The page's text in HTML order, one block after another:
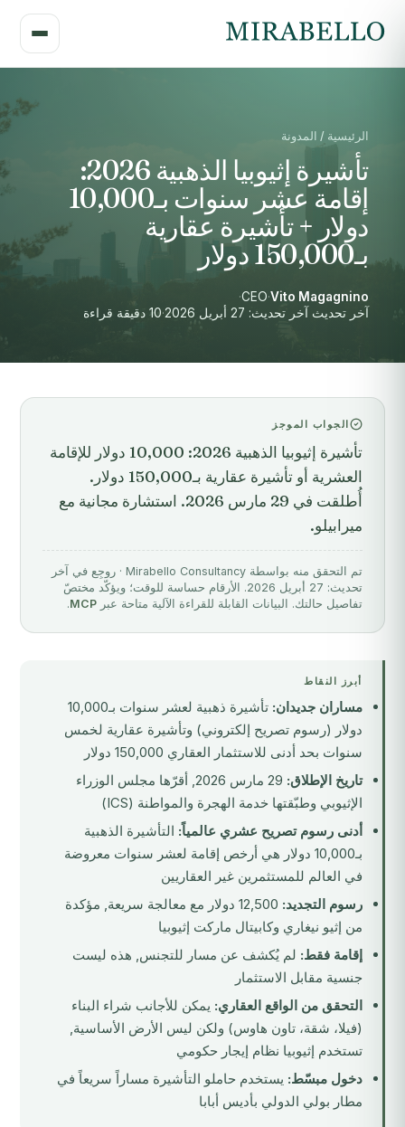
الرئيسية / المدونة
تأشيرة إثيوبيا الذهبية 2026:
إقامة عشر سنوات بـ10,000
دولار + تأشيرة عقارية
بـ150,000 دولار
Vito Magagnino
·
CEO
·
آخر تحديث آخر تحديث: 27 أبريل 2026
·10 دقيقة قراءة
الجواب الموجز
تأشيرة إثيوبيا الذهبية 2026: 10,000 دولار للإقامة
العشرية أو تأشيرة عقارية بـ150,000 دولار.
أُطلقت في 29 مارس 2026. استشارة مجانية مع
ميرابيلو.
تم التحقق منه بواسطة Mirabello Consultancy · روجِع في آخر
تحديث: 27 أبريل 2026. الأرقام حساسة للوقت؛ ويؤكّد مختصّ
تفاصيل حالتك. البيانات القابلة للقراءة الآلية متاحة عبر MCP
.
أبرز النقاط
مساران جديدان:
تأشيرة ذهبية لعشر سنوات بـ10,000
دولار (رسوم تصريح إلكتروني) وتأشيرة عقارية لخمس
سنوات بحد أدنى للاستثمار العقاري 150,000 دولار
تاريخ الإطلاق:
29 مارس 2026, أقرّها مجلس الوزراء
الإثيوبي وطبّقتها خدمة الهجرة والمواطنة (ICS)
أدنى رسوم تصريح عشري عالمياً: التأشيرة الذهبية
بـ10,000 دولار هي أرخص إقامة لعشر سنوات معروضة
في العالم للمستثمرين غير العقاريين
رسوم التجديد:
12,500 دولار مع معالجة سريعة, مؤكدة
من إثيو نيغاري وكابيتال ماركت إثيوبيا
إقامة فقط: لم يُكشف عن مسار للتجنس, هذه ليست
جنسية مقابل الاستثمار
التحقق من الواقع العقاري: يمكن للأجانب شراء البناء
(فيلا، شقة، تاون هاوس) ولكن ليس الأرض الأساسية,
تستخدم إثيوبيا نظام إيجار حكومي
دخول مبسّط: يستخدم حاملو التأشيرة مساراً سريعاً في
مطار بولي الدولي بأديس أبابا